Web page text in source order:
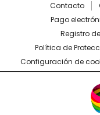
Contacto
Pago
Registro
Política de
Configuración de